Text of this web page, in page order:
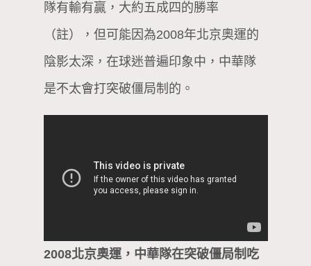
隊有輸有贏，大約五成四的勝率
（註），但可能因為2008年北京奧運的
陰影太深，在球迷普遍印象中，中華隊
是不太會打突破僵局制的。
2008北京奧運，中華隊在突破僵局制吃